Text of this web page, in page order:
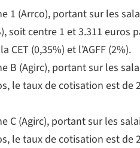
1 (Arrco), portant sur les
soit centre 1 et 3.311 euros
CET (0,35%) et l’AGFF (2%).
B (Agirc), portant sur les
le taux de cotisation est de
C (Agirc), portant sur les
le taux de cotisation est de